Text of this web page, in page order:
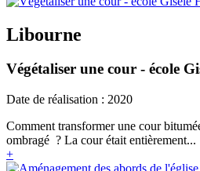
Libourne
Végétaliser une cour - école
Date de réalisation : 2020
Comment transformer une cour
ombragé ? La cour était entièrement...
+